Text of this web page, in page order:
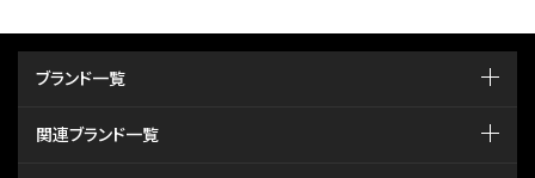
ブランド一覧
関連ブランド一覧